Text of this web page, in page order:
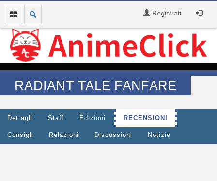
Registrati
RADIANT TALE FANFARE
Dettagli Staff Edizioni RECENSIONI
Consigli Relazioni Discussioni Notizie